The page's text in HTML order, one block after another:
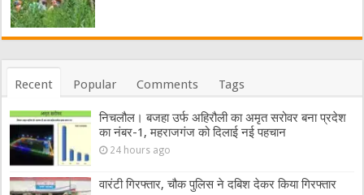
Recent Popular Comments Tags
निचलौल। बजहा उर्फ अहिरौली का अमृत सरोवर बना प्रदेश
का नंबर-1, महराजगंज को दिलाई नई पहचान
24 hours ago
वारंटी गिरफ्तार, चौक पुलिस ने दबिश देकर किया गिरफ्तार